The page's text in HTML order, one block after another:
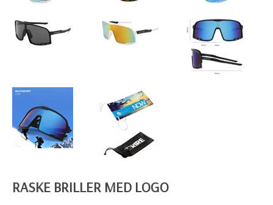
RASKE BRILLER MED LOGO